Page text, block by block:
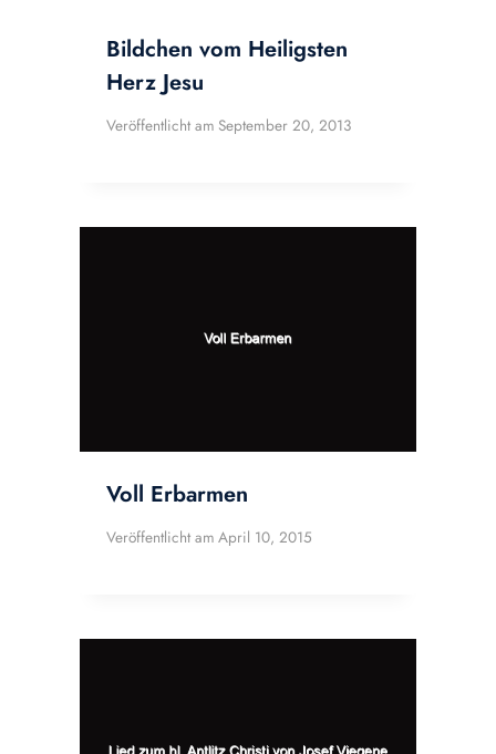
Bildchen vom Heiligsten
Herz Jesu
Veröffentlicht am September 20, 2013
Voll Erbarmen
Veröffentlicht am April 10, 2015